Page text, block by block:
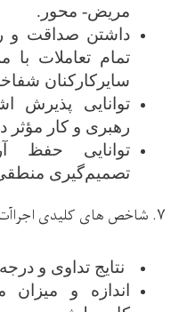
مریض- محور .
داشتن صداقت و
تمام تعاملات با
سایرکارکنان
توانایی پذیرش
رهبری و کار مؤثر
توانایی حفظ
تصمیم‌گیری
۷. شاخص های کلیدی
نتایج تداوی و
اندازه و